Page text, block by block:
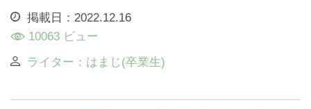
掲載日：2022.12.16
10063 ビュー
ライター：はまじ(卒業生)